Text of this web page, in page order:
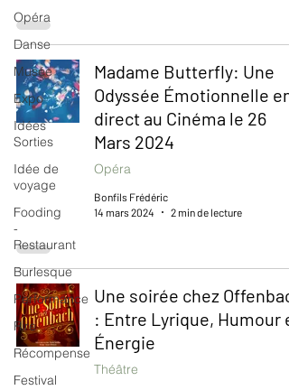
Opéra
Danse
Musée
Expo
Idées
Sorties
Idée de
voyage
Fooding
-
Restaurant
Burlesque
Performance
Rire
Récompense
Festival
Madame Butterfly: Une
Odyssée Émotionnelle en
direct au Cinéma le 26
Mars 2024
Opéra
Bonfils Frédéric
14 mars 2024
2 min de lecture
Une soirée chez
: Entre Lyrique, Humour et
Énergie
Théâtre